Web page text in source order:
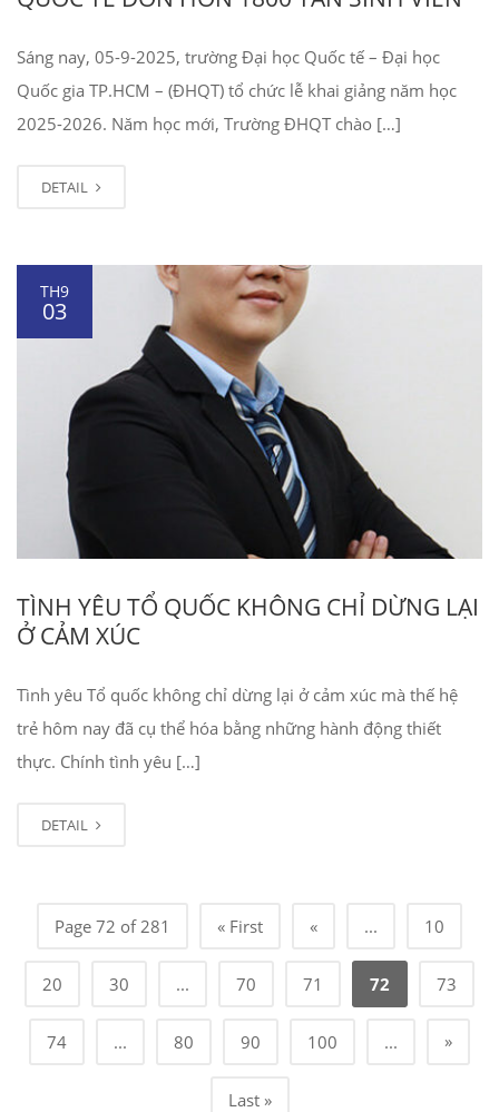
Sáng nay, 05-9-2025, trường Đại học Quốc tế – Đại học
Quốc gia TP.HCM – (ĐHQT) tổ chức lễ khai giảng năm học
2025-2026. Năm học mới, Trường ĐHQT chào […]
DETAIL
TH9
03
TÌNH YÊU TỔ QUỐC KHÔNG CHỈ DỪNG LẠI
Ở CẢM XÚC
Tình yêu Tổ quốc không chỉ dừng lại ở cảm xúc mà thế hệ
trẻ hôm nay đã cụ thể hóa bằng những hành động thiết
thực. Chính tình yêu […]
DETAIL
Page 72 of 281 « First « ... 10
20 30 ... 70 71 72 73
74 ... 80 90 100 ... »
Last »